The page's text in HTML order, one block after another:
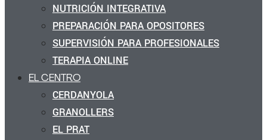
NUTRICIÓN INTEGRATIVA
PREPARACIÓN PARA OPOSITORES
SUPERVISIÓN PARA PROFESIONALES
TERAPIA ONLINE
EL CENTRO
CERDANYOLA
GRANOLLERS
EL PRAT